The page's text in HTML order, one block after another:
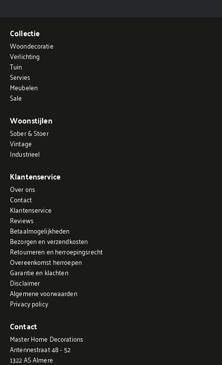
Collectie
Woondecoratie
Verlichting
Tuin
Servies
Meubelen
Sale
Woonstijlen
Sober & Stoer
Vintage
Industrieel
Klantenservice
Over ons
Contact
Klantenservice
Reviews
Betaalmogelijkheden
Bezorgen en verzendkosten
Retourneren en herroepingsrecht
Overeenkomst herroepen
Garantie en klachten
Disclaimer
Algemene voorwaarden
Privacy policy
Contact
Master Home Decorations
Antennestraat 48 - 52
1322 AS Almere